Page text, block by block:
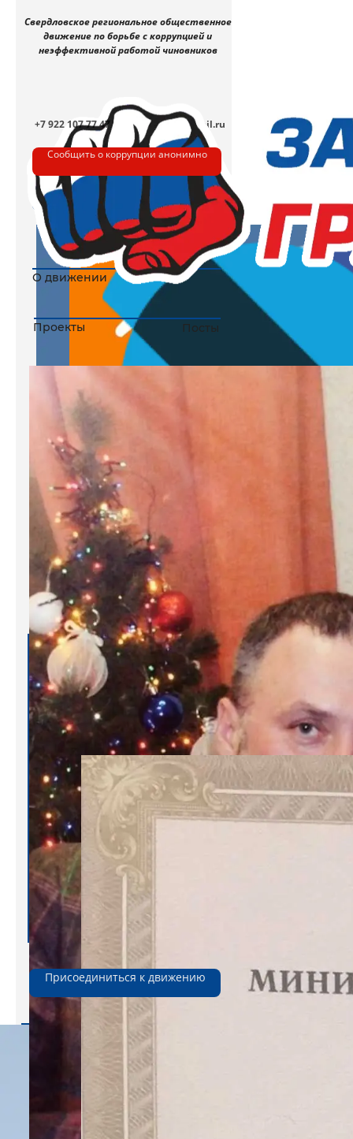
Проекты
Свердловское региональное общественное
движение по борьбе с коррупцией и
неэффективной работой чиновников
Основатель Движения
О движении
dzg-2017@mail.ru
"Они берут взятки, потому
что слабые,
честно жить намного
сложнее"
Посты
Денис Носков
Записаться на личный приём
Присоединиться к движению
+7 922 107 77 47
Сообщить о коррупции анонимно
Биография